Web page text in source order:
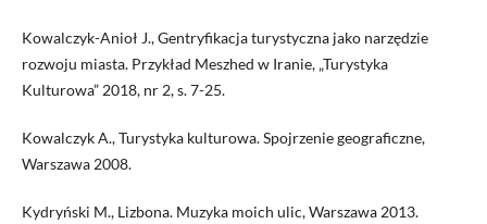
Kowalczyk-Anioł J., Gentryfikacja turystyczna jako narzędzie
rozwoju miasta. Przykład Meszhed w Iranie, „Turystyka
Kulturowa” 2018, nr 2, s. 7-25.
Kowalczyk A., Turystyka kulturowa. Spojrzenie geograficzne,
Warszawa 2008.
Kydryński M., Lizbona. Muzyka moich ulic, Warszawa 2013.